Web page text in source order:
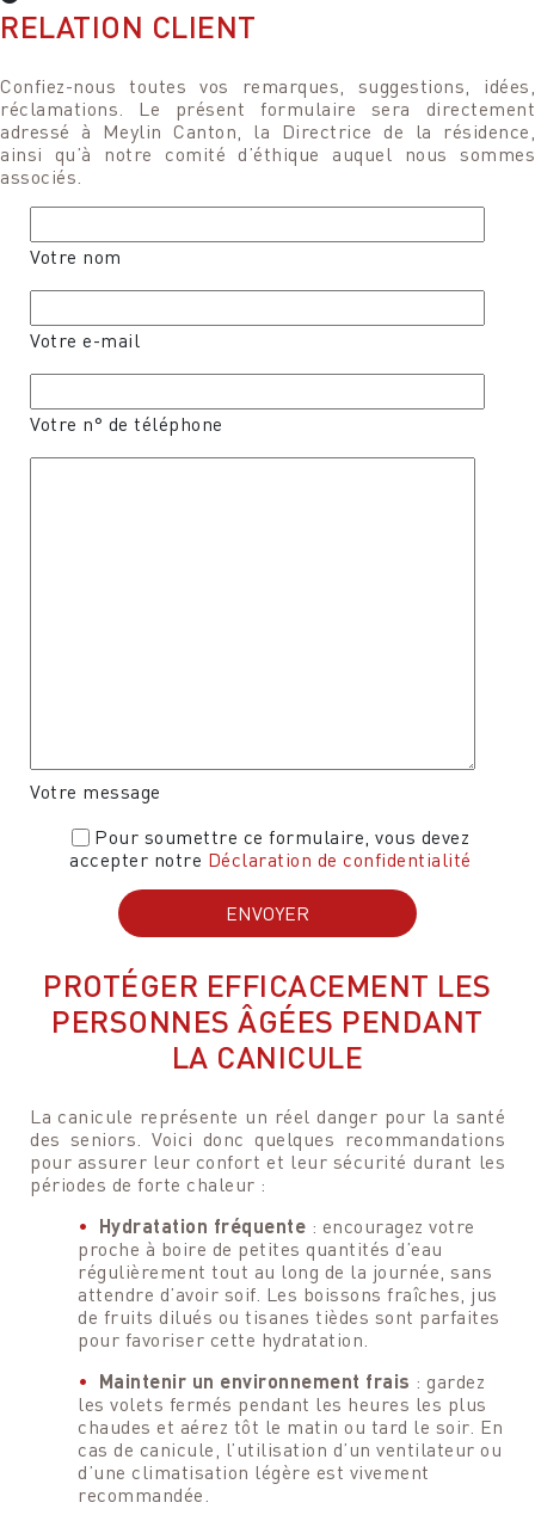
RELATION CLIENT
Confiez-nous toutes vos remarques, suggestions, idées,
réclamations. Le présent formulaire sera directement
adressé à Meylin Canton, la Directrice de la résidence,
ainsi qu’à notre comité d’éthique auquel nous sommes
associés.
Votre nom
Votre e-mail
Votre n° de téléphone
Votre message
Pour soumettre ce formulaire, vous devez
accepter notre Déclaration de confidentialité
PROTÉGER EFFICACEMENT LES
PERSONNES ÂGÉES PENDANT
LA CANICULE
La canicule représente un réel danger pour la santé
des seniors. Voici donc quelques recommandations
pour assurer leur confort et leur sécurité durant les
périodes de forte chaleur :
Hydratation fréquente : encouragez votre
proche à boire de petites quantités d’eau
régulièrement tout au long de la journée, sans
attendre d’avoir soif. Les boissons fraîches, jus
de fruits dilués ou tisanes tièdes sont parfaites
pour favoriser cette hydratation.
Maintenir un environnement frais : gardez
les volets fermés pendant les heures les plus
chaudes et aérez tôt le matin ou tard le soir. En
cas de canicule, l’utilisation d’un ventilateur ou
d’une climatisation légère est vivement
recommandée.